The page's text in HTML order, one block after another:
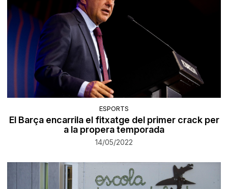
ESPORTS
El Barça encarrila el fitxatge del primer crack per
a la propera temporada
14/05/2022